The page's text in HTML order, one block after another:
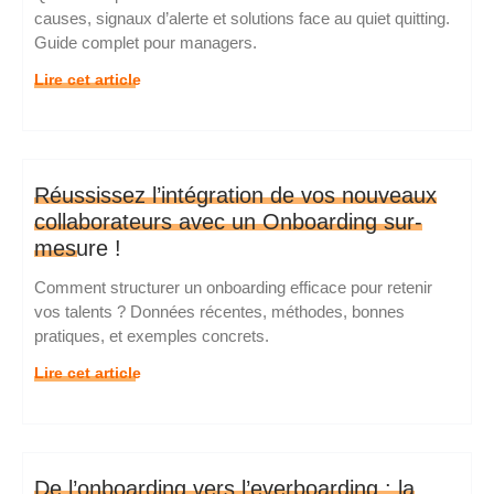
causes, signaux d’alerte et solutions face au quiet quitting.
Guide complet pour managers.
Lire cet article
Réussissez l’intégration de vos nouveaux
collaborateurs avec un Onboarding sur-
mesure !
Comment structurer un onboarding efficace pour retenir
vos talents ? Données récentes, méthodes, bonnes
pratiques, et exemples concrets.
Lire cet article
De l’onboarding vers l’everboarding : la